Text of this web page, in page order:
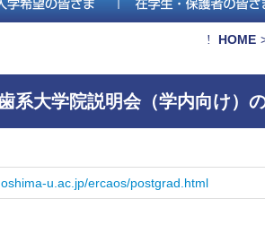
HOME
系大学院説明会（学内向け）
u.ac.jp/ercaos/postgrad.html